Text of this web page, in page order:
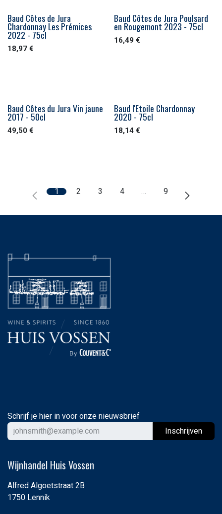
Baud Côtes de Jura
Chardonnay Les Prémices
2022 - 75cl
18,97 €
Baud Côtes de Jura Poulsard
en Rougemont 2023 - 75cl
16,49 €
Baud Côtes du Jura Vin jaune
2017 - 50cl
49,50 €
Baud l'Etoile Chardonnay
2020 - 75cl
18,14 €
1 2 3 4 … 9
Schrijf je hier in voor onze nieuwsbrief
Inschrijven
Wijnhandel Huis Vossen
Alfred Algoetstraat 2B
1750 Lennik